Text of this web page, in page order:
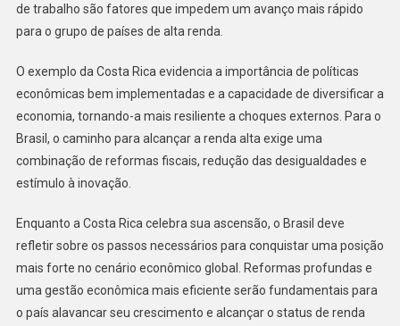
de trabalho são fatores que impedem um avanço mais rápido
para o grupo de países de alta renda.
O exemplo da Costa Rica evidencia a importância de políticas
econômicas bem implementadas e a capacidade de diversificar a
economia, tornando-a mais resiliente a choques externos. Para o
Brasil, o caminho para alcançar a renda alta exige uma
combinação de reformas fiscais, redução das desigualdades e
estímulo à inovação.
Enquanto a Costa Rica celebra sua ascensão, o Brasil deve
refletir sobre os passos necessários para conquistar uma posição
mais forte no cenário econômico global. Reformas profundas e
uma gestão econômica mais eficiente serão fundamentais para
o país alavancar seu crescimento e alcançar o status de renda